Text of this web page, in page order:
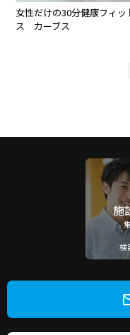
女性だけの30分健康フィッ
ス カーブス
施
検